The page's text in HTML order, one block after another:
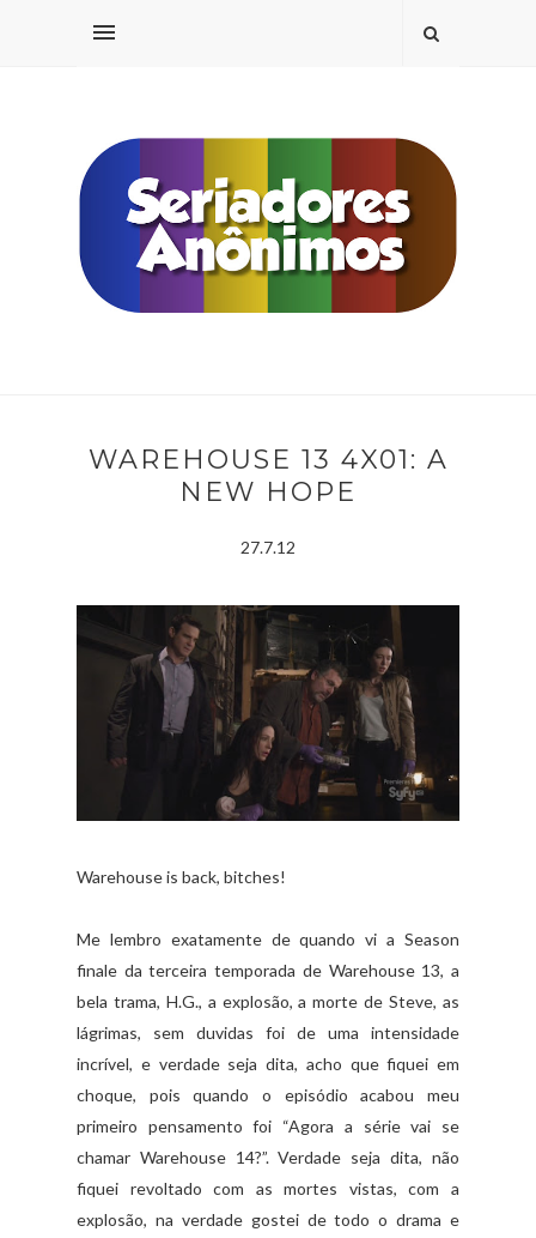
WAREHOUSE 13 4X01: A
NEW HOPE
27.7.12
Warehouse is back, bitches!
Me lembro exatamente de quando vi a Season
finale da terceira temporada de Warehouse 13, a
bela trama, H.G., a explosão, a morte de Steve, as
lágrimas, sem duvidas foi de uma intensidade
incrível, e verdade seja dita, acho que fiquei em
choque, pois quando o episódio acabou meu
primeiro pensamento foi “Agora a série vai se
chamar Warehouse 14?”. Verdade seja dita, não
fiquei revoltado com as mortes vistas, com a
explosão, na verdade gostei de todo o drama e